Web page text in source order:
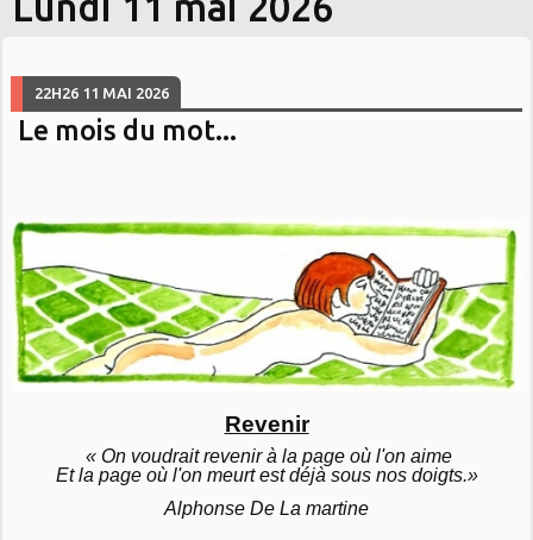
22H26 11 MAI 2026
Le mois du mot...
Revenir
« On voudrait revenir à la page où l'on aime
Et la page où l'on meurt est déjà sous nos doigts.»
Alphonse De La martine